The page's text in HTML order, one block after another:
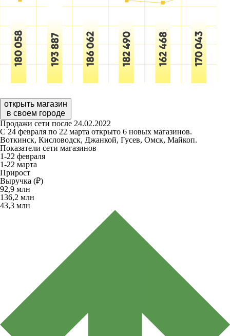
открыть магазин
в своем городе
Продажи сети после 24.02.2022
С 24 февраля по 22 марта открыто 6 новых магазинов.
Воткинск, Кисловодск, Джанкой, Гусев, Омск, Майкоп.
Показатели сети магазинов
1-22 февраля
1-22 марта
Прирост
Выручка (₽)
92,9 млн
136,2 млн
43,3 млн